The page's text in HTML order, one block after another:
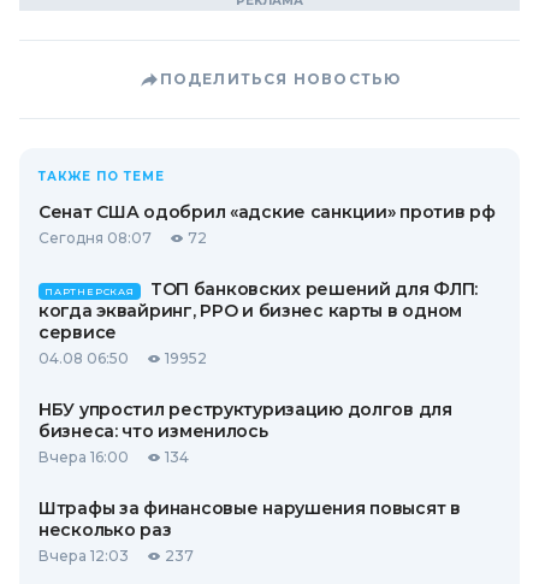
ПОДЕЛИТЬСЯ НОВОСТЬЮ
ТАКЖЕ ПО ТЕМЕ
Сенат США одобрил «адские санкции» против рф
Сегодня 08:07 72
ПАРТНЕРСКАЯ
ТОП банковских решений для ФЛП:
когда эквайринг, РРО и бизнес карты в одном
сервисе
04.08 06:50 19952
НБУ упростил реструктуризацию долгов для
бизнеса: что изменилось
Вчера 16:00 134
Штрафы за финансовые нарушения повысят в
несколько раз
Вчера 12:03 237